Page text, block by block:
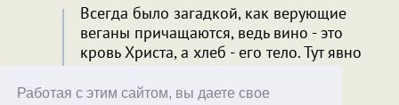
Работая с этим сайтом, вы даете свое
Всегда было загадкой, как верующие
веганы причащаются, ведь вино - это
кровь Христа, а хлеб - его тело. Тут явно
когнитивного диссонанса.